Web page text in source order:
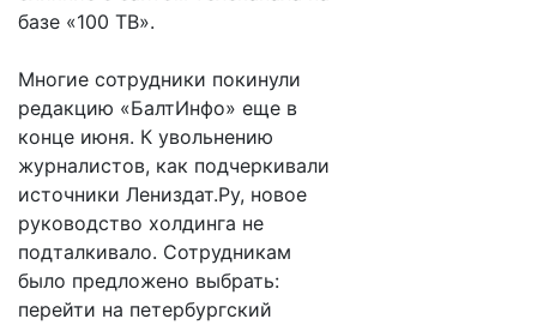
базе «100 ТВ».
Многие сотрудники покинули
редакцию «БалтИнфо» еще в
конце июня. К увольнению
журналистов, как подчеркивали
источники Лениздат.Ру, новое
руководство холдинга не
подталкивало. Сотрудникам
было предложено выбрать:
перейти на петербургский